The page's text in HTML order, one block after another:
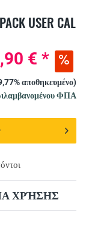
USER CAL
ΧΡΉΣΗΣ
€ *
αποθηκευμένο)
ΦΠΑ